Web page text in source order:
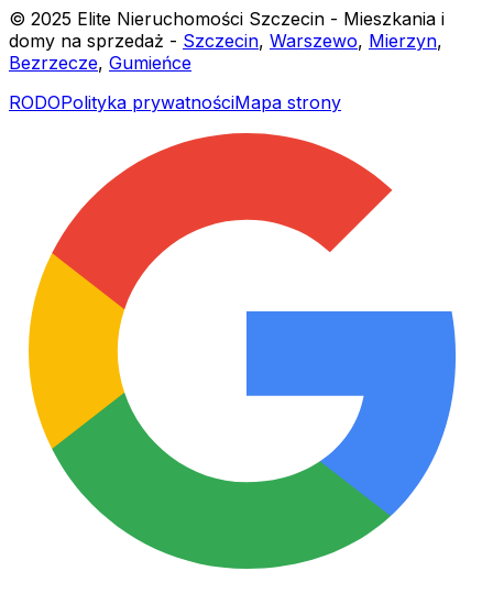
© 2025 Elite Nieruchomości Szczecin - Mieszkania i
domy na sprzedaż - Szczecin, Warszewo, Mierzyn,
Bezrzecze, Gumieńce
RODOPolityka prywatnościMapa strony